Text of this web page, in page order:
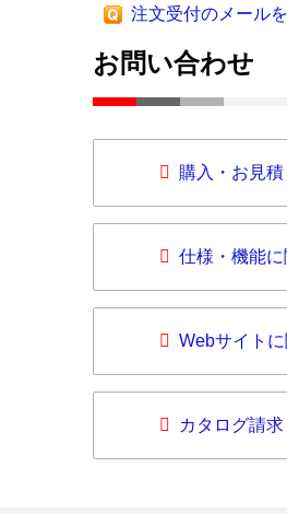
注文受付のメール
お問い合わせ
購入・お見
仕様・機能
Webサイト
カタログ請求